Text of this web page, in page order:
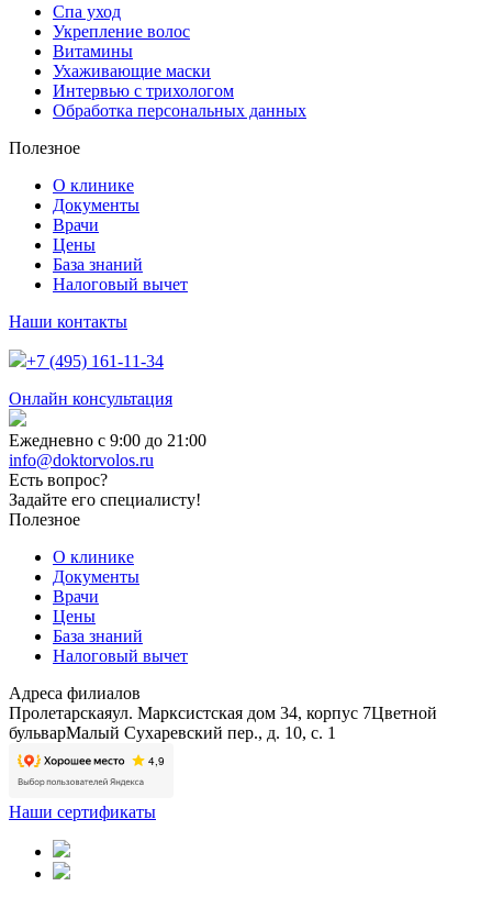
Спа уход
Укрепление волос
Витамины
Ухаживающие маски
Интервью с трихологом
Обработка персональных данных
Полезное
О клинике
Документы
Врачи
Цены
База знаний
Налоговый вычет
Наши контакты
+7 (495) 161-11-34
Онлайн консультация
Ежедневно с 9:00 до 21:00
info@doktorvolos.ru
Есть вопрос?
Задайте его специалисту!
Полезное
О клинике
Документы
Врачи
Цены
База знаний
Налоговый вычет
Адреса филиалов
Пролетарскаяул. Марксистская дом 34, корпус 7Цветной
бульварМалый Сухаревский пер., д. 10, с. 1
Наши сертификаты